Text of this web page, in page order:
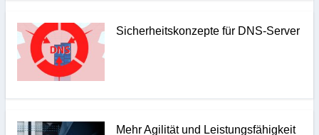
Sicherheitskonzepte für DNS-Server
Mehr Agilität und Leistungsfähigkeit